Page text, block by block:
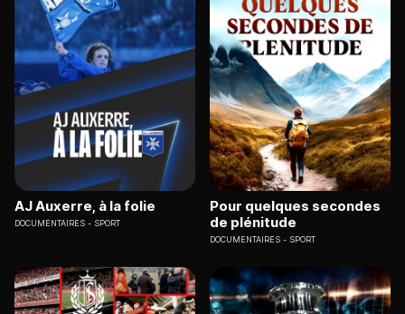
AJ Auxerre, à la folie
DOCUMENTAIRES SPORT
Pour quelques secondes
de plénitude
DOCUMENTAIRES SPORT